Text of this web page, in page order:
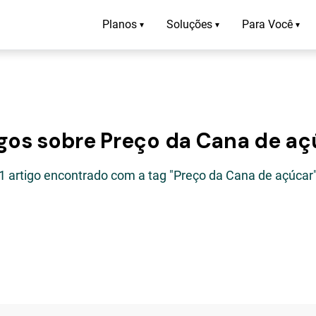
Planos ▾ Soluções ▾ Para Você ▾
sobre Preço da Cana de
1 artigo encontrado com a tag "Preço da Cana de açúcar"